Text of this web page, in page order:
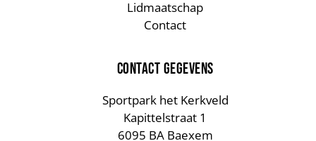
Lidmaatschap
Contact
CONTACT GEGEVENS
Sportpark het Kerkveld
Kapittelstraat 1
6095 BA Baexem